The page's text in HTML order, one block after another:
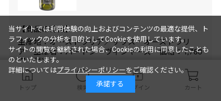
トップ 検索 ログイン カート
【商品の特徴】
生産地：オーストラリア／サウス・オーストラリ
ア 生産者：バートン・ヴィンヤーズ 価格：1,760
円（税込）
当サイトでは利用体験の向上およびコンテンツの最適な提供、ト
ラフィックの分析を目的としてCookieを使用しています。
サイトの閲覧を継続された場合、Cookieの利用に同意したことも
のといたします。
詳細についてはプライバシーポリシーをご確認ください。
承諾する